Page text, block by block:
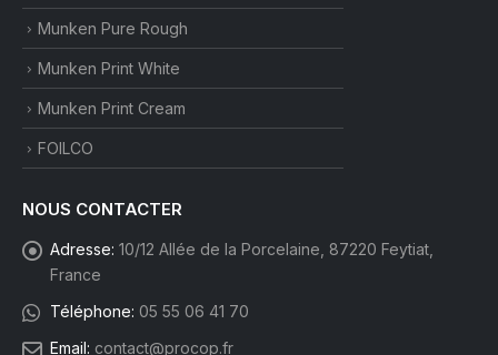
Munken Pure Rough
Munken Print White
Munken Print Cream
FOILCO
NOUS CONTACTER
Adresse: 10/12 Allée de la Porcelaine, 87220 Feytiat,
France
Téléphone: 05 55 06 41 70
Email: contact@procop.fr